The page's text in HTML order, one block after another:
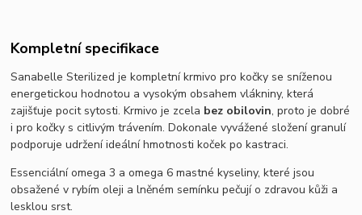
Kompletní specifikace
Sanabelle Sterilized je kompletní krmivo pro kočky se sníženou
energetickou hodnotou a vysokým obsahem vlákniny, která
zajišťuje pocit sytosti. Krmivo je zcela bez obilovin, proto je dobré
i pro kočky s citlivým trávením. Dokonale vyvážené složení granulí
podporuje udržení ideální hmotnosti koček po kastraci.
Essenciální omega 3 a omega 6 mastné kyseliny, které jsou
obsažené v rybím oleji a lněném semínku pečují o zdravou kůži a
lesklou srst.